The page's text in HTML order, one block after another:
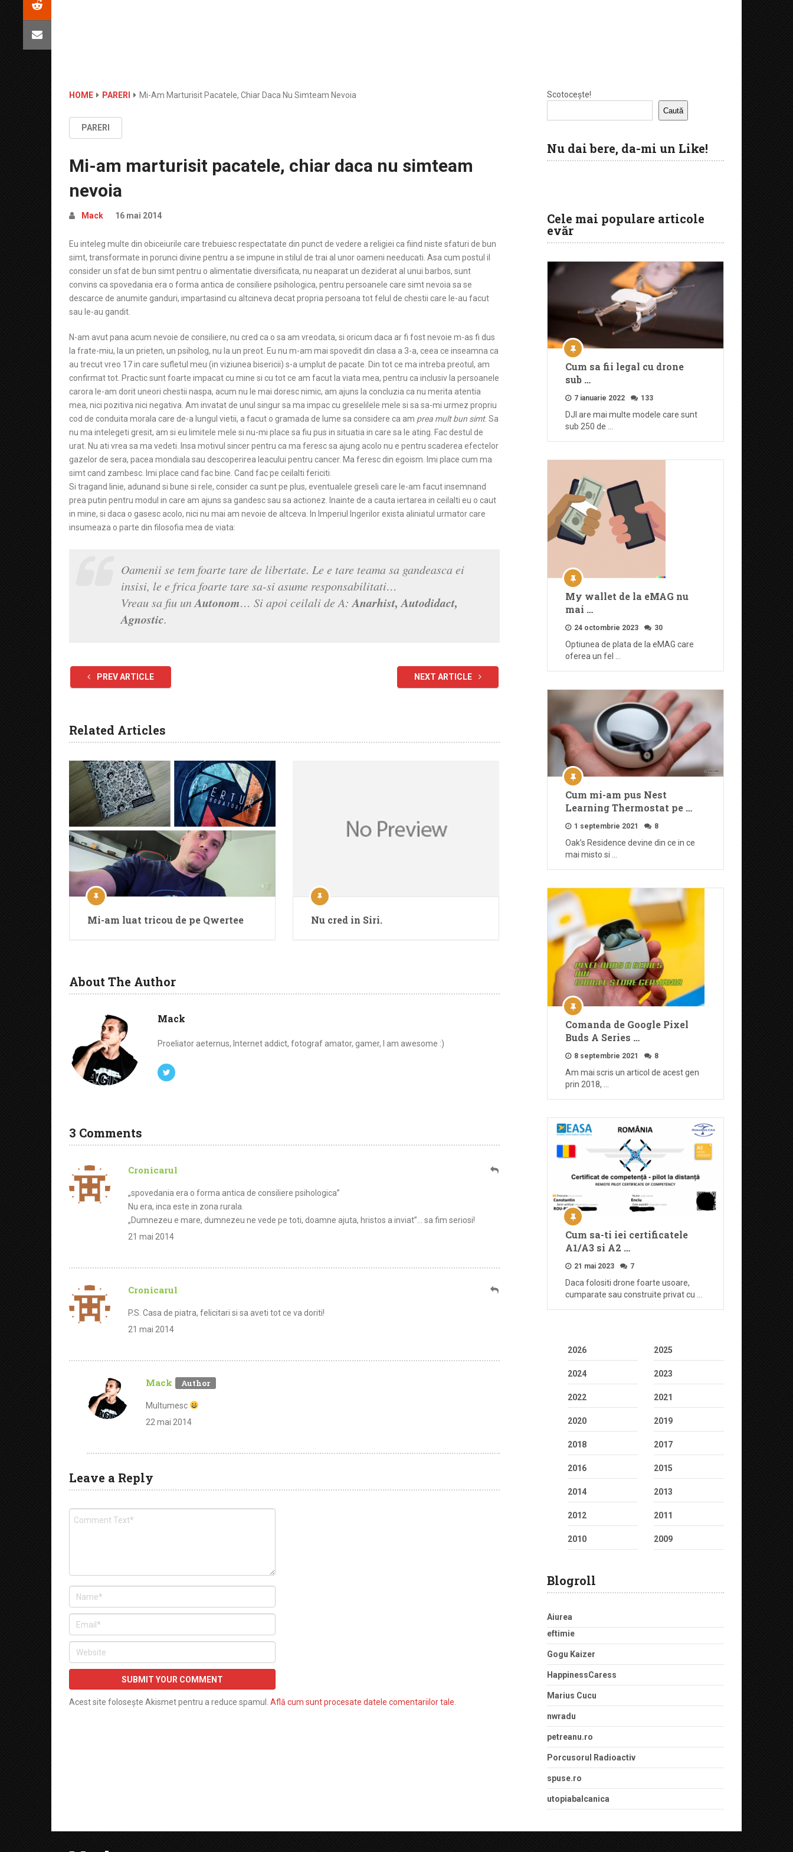
HOME PARERI Mi-Am Marturisit Pacatele, Chiar Daca Nu Simteam Nevoia
PARERI
Mi-am marturisit pacatele, chiar daca nu simteam
nevoia
Mack 16 mai 2014
Eu inteleg multe din obiceiurile care trebuiesc respectatate din punct de vedere a religiei ca fiind niste sfaturi de bun
simt, transformate in porunci divine pentru a se impune in stilul de trai al unor oameni needucati. Asa cum postul il
consider un sfat de bun simt pentru o alimentatie diversificata, nu neaparat un deziderat al unui barbos, sunt
convins ca spovedania era o forma antica de consiliere psihologica, pentru persoanele care simt nevoia sa se
descarce de anumite ganduri, impartasind cu altcineva decat propria persoana tot felul de chestii care le-au facut
sau le-au gandit.
N-am avut pana acum nevoie de consiliere, nu cred ca o sa am vreodata, si oricum daca ar fi fost nevoie m-as fi dus
la frate-miu, la un prieten, un psiholog, nu la un preot. Eu nu m-am mai spovedit din clasa a 3-a, ceea ce inseamna ca
au trecut vreo 17 in care sufletul meu (in viziunea bisericii) s-a umplut de pacate. Din tot ce ma intreba preotul, am
confirmat tot. Practic sunt foarte impacat cu mine si cu tot ce am facut la viata mea, pentru ca inclusiv la persoanele
carora le-am dorit uneori chestii naspa, acum nu le mai doresc nimic, am ajuns la concluzia ca nu merita atentia
mea, nici pozitiva nici negativa. Am invatat de unul singur sa ma impac cu greselilele mele si sa sa-mi urmez propriu
cod de conduita morala care de-a lungul vietii, a facut o gramada de lume sa considere ca am prea mult bun simt. Sa
nu ma intelegeti gresit, am si eu limitele mele si nu-mi place sa fiu pus in situatia in care sa le ating. Fac destul de
urat. Nu ati vrea sa ma vedeti. Insa motivul sincer pentru ca ma feresc sa ajung acolo nu e pentru scaderea efectelor
gazelor de sera, pacea mondiala sau descoperirea leacului pentru cancer. Ma feresc din egoism. Imi place cum ma
simt cand zambesc. Imi place cand fac bine. Cand fac pe ceilalti fericiti.
Si tragand linie, adunand si bune si rele, consider ca sunt pe plus, eventualele greseli care le-am facut insemnand
prea putin pentru modul in care am ajuns sa gandesc sau sa actionez. Inainte de a cauta iertarea in ceilalti eu o caut
in mine, si daca o gasesc acolo, nici nu mai am nevoie de altceva. In Imperiul Ingerilor exista aliniatul urmator care
insumeaza o parte din filosofia mea de viata:
Oamenii se tem foarte tare de libertate. Le e tare teama sa gandeasca ei
insisi, le e frica foarte tare sa-si asume responsabilitati…
Vreau sa fiu un Autonom… Si apoi ceilali de A: Anarhist, Autodidact,
Agnostic.
PREV ARTICLE NEXT ARTICLE
Related Articles
Mi-am luat tricou de pe Qwertee Nu cred in Siri.
About The Author
Mack
Proeliator aeternus, Internet addict, fotograf amator, gamer, I am awesome :)
3 Comments
Cronicarul
„spovedania era o forma antica de consiliere psihologica”
Nu era, inca este in zona rurala.
„Dumnezeu e mare, dumnezeu ne vede pe toti, doamne ajuta, hristos a inviat”… sa fim seriosi!
21 mai 2014
Cronicarul
P.S. Casa de piatra, felicitari si sa aveti tot ce va doriti!
21 mai 2014
Mack
Multumesc
22 mai 2014
Leave a Reply
Acest site folosește Akismet pentru a reduce spamul. Află cum sunt procesate datele comentariilor tale
Scotocește!
Caută
Nu dai bere, da-mi un Like!
Cele mai populare articole
evăr
Cum sa fii legal cu drone
sub …
7 ianuarie 2022 133
DJI are mai multe modele care sunt
sub 250 de …
My wallet de la eMAG nu
mai …
24 octombrie 2023 30
Optiunea de plata de la eMAG care
oferea un fel …
Cum mi-am pus Nest
Learning Thermostat pe …
1 septembrie 2021 8
Oak’s Residence devine din ce in ce
mai misto si …
Comanda de Google Pixel
Buds A Series …
8 septembrie 2021 8
Am mai scris un articol de acest gen
prin 2018, …
Cum sa-ti iei certificatele
A1/A3 si A2 …
21 mai 2023 7
Daca folositi drone foarte usoare,
cumparate sau construite privat cu …
2026 2025
2024 2023
2022 2021
2020 2019
2018 2017
2016 2015
2014 2013
2012 2011
2010 2009
Blogroll
Aiurea
eftimie
Gogu Kaizer
HappinessCaress
Marius Cucu
nwradu
petreanu.ro
Porcusorul Radioactiv
spuse.ro
utopiabalcanica